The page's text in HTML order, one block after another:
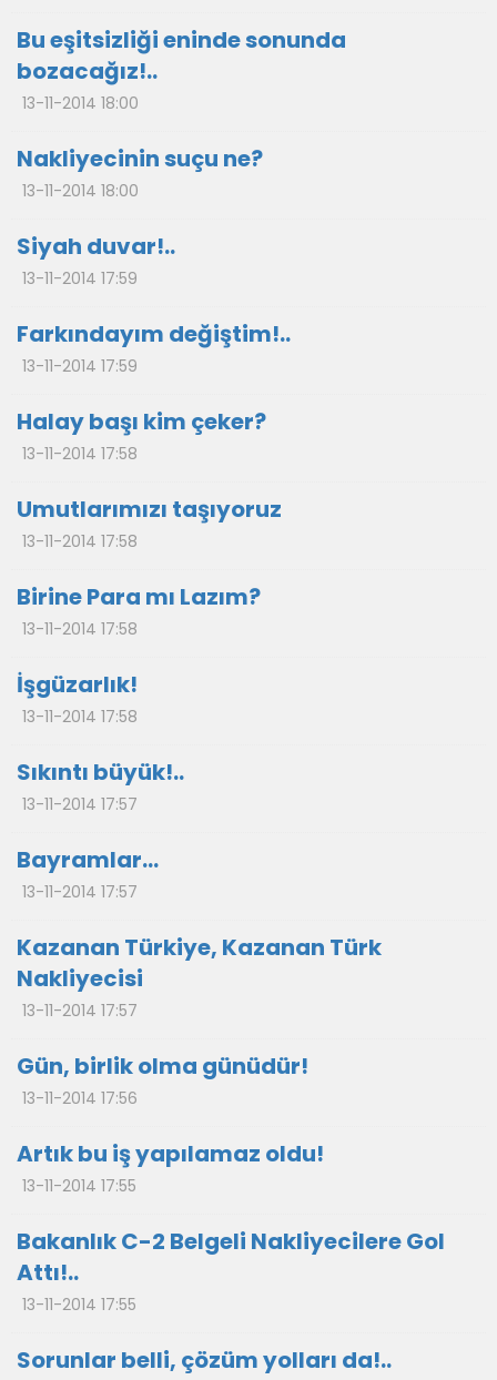
Bu eşitsizliği eninde sonunda
bozacağız!..
13-11-2014 18:00
Nakliyecinin suçu ne?
13-11-2014 18:00
Siyah duvar!..
13-11-2014 17:59
Farkındayım değiştim!..
13-11-2014 17:59
Halay başı kim çeker?
13-11-2014 17:58
Umutlarımızı taşıyoruz
13-11-2014 17:58
Birine Para mı Lazım?
13-11-2014 17:58
İşgüzarlık!
13-11-2014 17:58
Sıkıntı büyük!..
13-11-2014 17:57
Bayramlar...
13-11-2014 17:57
Kazanan Türkiye, Kazanan Türk
Nakliyecisi
13-11-2014 17:57
Gün, birlik olma günüdür!
13-11-2014 17:56
Artık bu iş yapılamaz oldu!
13-11-2014 17:55
Bakanlık C-2 Belgeli Nakliyecilere Gol
Attı!..
13-11-2014 17:55
Sorunlar belli, çözüm yolları da!..